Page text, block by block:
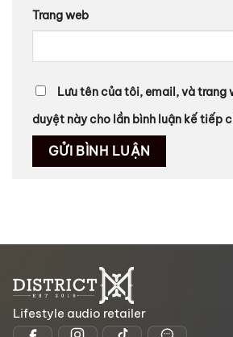
Trang web
Lưu tên của tôi, email, và trang
duyệt này cho lần bình luận kế tiếp
Lifestyle audio retailer